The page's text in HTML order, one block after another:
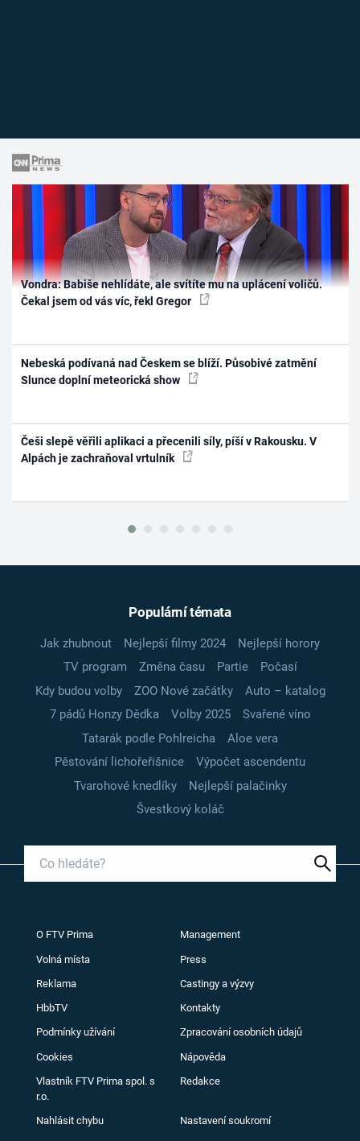
Vondra: Babiše nehlídáte, ale svítíte mu na uplácení voličů.
Čekal jsem od vás víc, řekl Gregor
Nebeská podívaná nad Českem se blíží. Působivé zatmění
Slunce doplní meteorická show
Češi slepě věřili aplikaci a přecenili síly, píší v Rakousku. V
Alpách je zachraňoval vrtulník
Populární témata
Jak zhubnout Nejlepší filmy 2024
Nejlepší horory
TV program
Změna času Partie
Počasí
Kdy budou volby
ZOO Nové začátky
Auto – katalog
7 pádů Honzy Dědka
Volby 2025
Svařené víno
Tatarák podle Pohlreicha
Aloe vera
Pěstování lichořeřišnice
Výpočet ascendentu
Tvarohové knedlíky
Nejlepší palačinky
Švestkový koláč
O FTV Prima Management
Volná místa Press
Reklama Castingy a výzvy
HbbTV Kontakty
Podmínky užívání Zpracování osobních údajů
Cookies Nápověda
Vlastník FTV Prima spol. s
r.o.
Redakce
Nahlásit chybu Nastavení soukromí